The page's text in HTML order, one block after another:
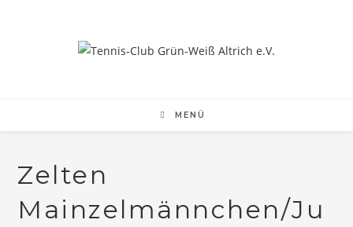
MENÜ
Zelten
Mainzelmännchen/Ju